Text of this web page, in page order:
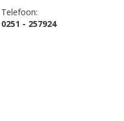
Telefoon:
0251 - 257924